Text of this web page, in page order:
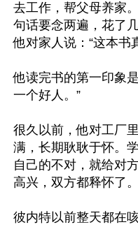
去工作，帮父母养家
句话要念两遍，花了
他对家人说：“这本书
他读完书的第一印象
一个好人。”
很久以前，他对工厂
满，长期耿耿于怀。
自己的不对，就给对
高兴，双方都释怀了。
彼内特以前整天都在